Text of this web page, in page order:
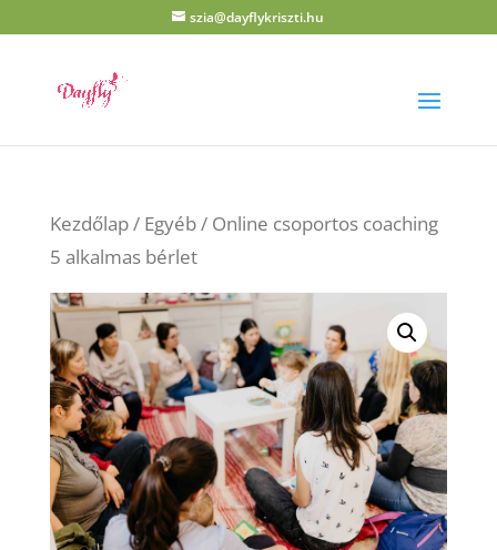
szia@dayflykriszti.hu
Kezdőlap/ Egyéb/ Online csoportos coaching
5 alkalmas bérlet